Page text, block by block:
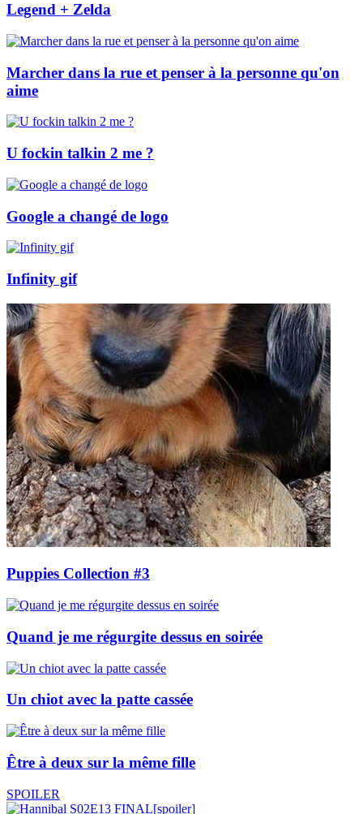
Legend + Zelda
Marcher dans la rue et penser à la personne qu'on
aime
U fockin talkin 2 me ?
Google a changé de logo
Infinity gif
Puppies Collection #3
Quand je me régurgite dessus en soirée
Un chiot avec la patte cassée
Être à deux sur la même fille
SPOILER